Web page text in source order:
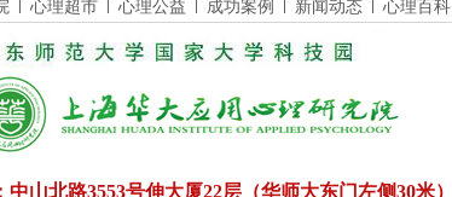
心理超市 心理公益 成功案例 新闻动态 心理百科
中山北路3553号伸大厦22层（华师大东门左侧30米）